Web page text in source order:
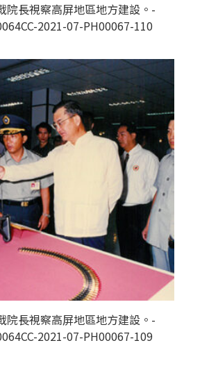
院長視察高屏地區地方建設。-
2021-07-PH00067-110
院長視察高屏地區地方建設。-
2021-07-PH00067-109